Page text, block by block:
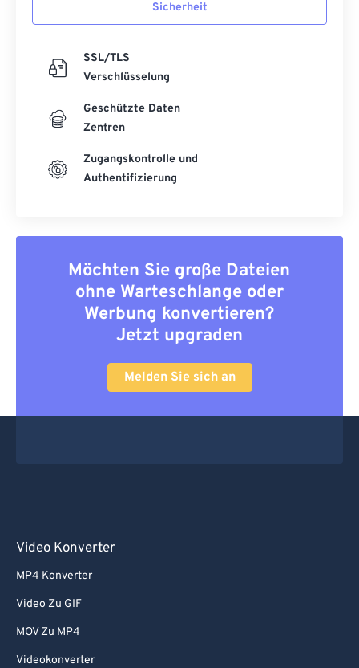
Sicherheit
SSL/TLS
Verschlüsselung
Geschützte Daten
Zentren
Zugangskontrolle und
Authentifizierung
Möchten Sie große Dateien
ohne Warteschlange oder
Werbung konvertieren?
Jetzt upgraden
Melden Sie sich an
Video Konverter
MP4 Konverter
Video Zu GIF
MOV Zu MP4
Videokonverter